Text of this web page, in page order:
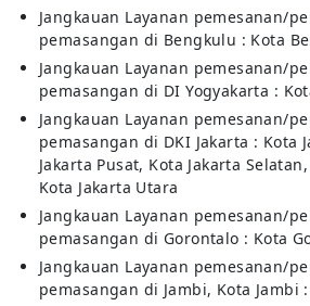
Jangkauan Layanan pemesanan/
pemasangan di Bengkulu : Kota
Jangkauan Layanan pemesanan/
pemasangan di DI Yogyakarta :
Jangkauan Layanan pemesanan/
pemasangan di DKI Jakarta : Kota
Jakarta Pusat, Kota Jakarta
Kota Jakarta Utara
Jangkauan Layanan pemesanan/
pemasangan di Gorontalo : Kota
Jangkauan Layanan pemesanan/
pemasangan di Jambi, Kota Jambi